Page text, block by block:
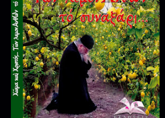
Τριώδιο-